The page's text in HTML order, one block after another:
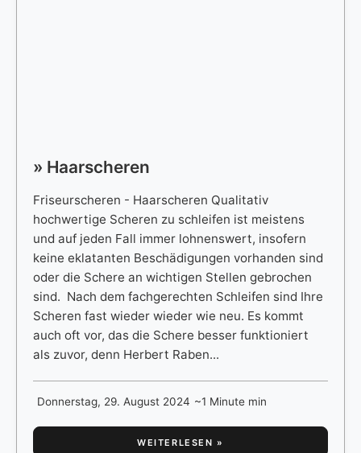
» Haarscheren
Friseurscheren - Haarscheren Qualitativ
hochwertige Scheren zu schleifen ist meistens
und auf jeden Fall immer lohnenswert, insofern
keine eklatanten Beschädigungen vorhanden sind
oder die Schere an wichtigen Stellen gebrochen
sind. Nach dem fachgerechten Schleifen sind Ihre
Scheren fast wieder wieder wie neu. Es kommt
auch oft vor, das die Schere besser funktioniert
als zuvor, denn Herbert Raben...
Donnerstag, 29. August 2024 ~1 Minute min
WEITERLESEN »